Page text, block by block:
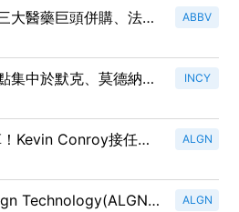
大醫藥巨頭併購、法律
ABBV
集中於默克、莫德納及
INCY
Kevin Conroy接任即
ALGN
Technology(ALGN)
ALGN